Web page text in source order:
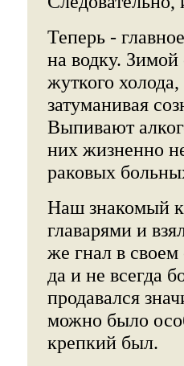
Теперь -
на водку. Зимой
жуткого
затуманивая
Выпивают
них жизненно
раковых
Наш знакомый
главарями и
же гнал в своем
да и не всегда
продавался
можно было
крепкий был.